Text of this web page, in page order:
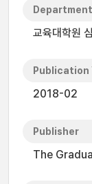
Department
교육대학원
Publication
2018-02
Publisher
The